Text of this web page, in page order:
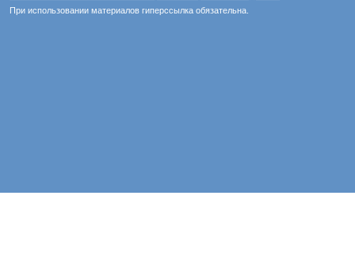
При использовании материалов гиперссылка обязательна.